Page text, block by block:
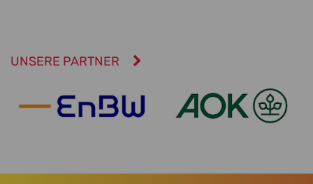
UNSERE PARTNER